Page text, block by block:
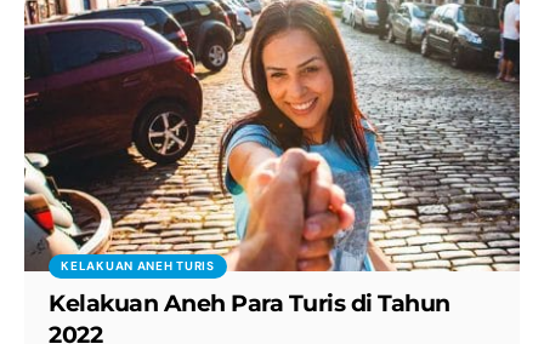
KELAKUAN ANEH TURIS
Kelakuan Aneh Para Turis di Tahun
2022